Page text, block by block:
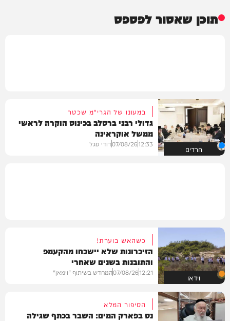
תוכן שאסור לפספס
חרדים
במעונו של הגרי"מ שכטר
גדולי רבני ברסלב בכינוס הוקרה לראשי
ממשל אוקראינה
12:33
07/08/26דודי סגל
וידאו
כשהאש בוערת!
הזיכרונות שלא יישכחו מהקעמפ
והתובנות בשנים שאחרי
12:21
07/08/26המחדש בשיתוף "וימאן"
הסיפור המלא
נס בפארק המים: השבר בכתף שגילה